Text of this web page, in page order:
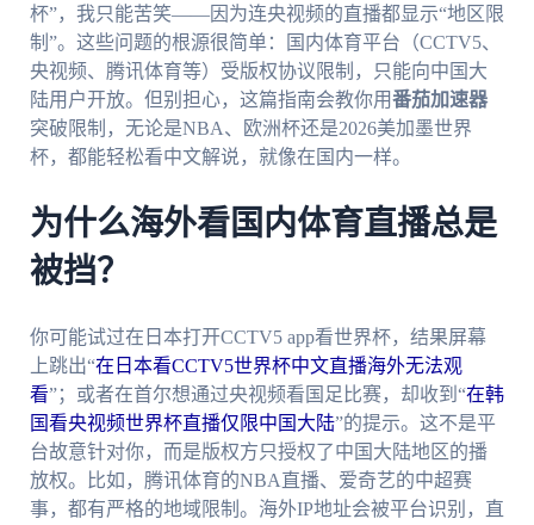
杯”，我只能苦笑——因为连央视频的直播都显示“地区限
制”。这些问题的根源很简单：国内体育平台（CCTV5、
央视频、腾讯体育等）受版权协议限制，只能向中国大
陆用户开放。但别担心，这篇指南会教你用番茄加速器
突破限制，无论是NBA、欧洲杯还是2026美加墨世界
杯，都能轻松看中文解说，就像在国内一样。
为什么海外看国内体育直播总是
被挡？
你可能试过在日本打开CCTV5 app看世界杯，结果屏幕
上跳出“在日本看CCTV5世界杯中文直播海外无法观
看”；或者在首尔想通过央视频看国足比赛，却收到“在韩
国看央视频世界杯直播仅限中国大陆”的提示。这不是平
台故意针对你，而是版权方只授权了中国大陆地区的播
放权。比如，腾讯体育的NBA直播、爱奇艺的中超赛
事，都有严格的地域限制。海外IP地址会被平台识别，直